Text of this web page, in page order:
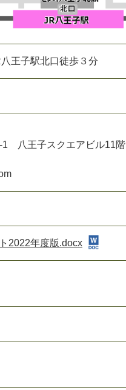
王子駅北口徒歩３分
1 八王子スクエアビル11階
2022年度版.docx